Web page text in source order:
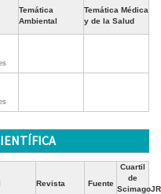
Temática
Ambiental
Temática Médica
y de la Salud
Revista Fuente
Cuartil
de
ScimagoJR